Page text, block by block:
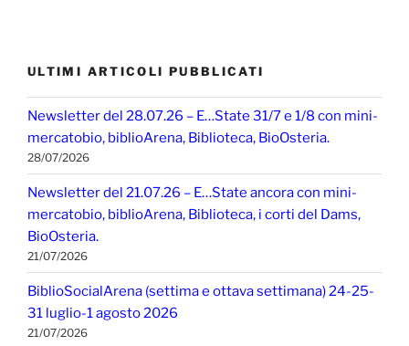
ULTIMI ARTICOLI PUBBLICATI
Newsletter del 28.07.26 – E…State 31/7 e 1/8 con mini-
mercatobio, biblioArena, Biblioteca, BioOsteria.
28/07/2026
Newsletter del 21.07.26 – E…State ancora con mini-
mercatobio, biblioArena, Biblioteca, i corti del Dams,
BioOsteria.
21/07/2026
BiblioSocialArena (settima e ottava settimana) 24-25-
31 luglio-1 agosto 2026
21/07/2026